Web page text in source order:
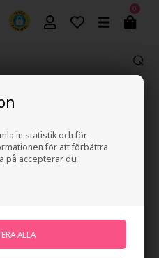
in statistik och för
för att förbättra
på accepterar du
0
köp över 499 kr